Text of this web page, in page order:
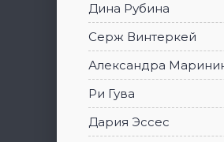
Дина Рубина
Серж Винтеркей
Александра
Ри Гува
Дария Эссес